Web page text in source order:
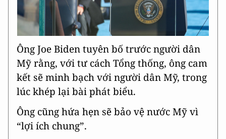
Ông Joe Biden tuyên bố trước người dân
Mỹ rằng, với tư cách Tổng thống, ông cam
kết sẽ minh bạch với người dân Mỹ, trong
lúc khép lại bài phát biểu.
Ông cũng hứa hẹn sẽ bảo vệ nước Mỹ vì
“lợi ích chung”.